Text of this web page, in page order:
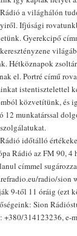
a világhálón
Ifjúsági
Gyerekcipő
Hétköznapok
el. Portré című
istentisztelettel
közvetítünk, és
12 munkatárssal
időtálló
Rádió az FM 90,
címmel
radio/sion
9-től 11 óráig (ezt
Sion
+380/314123236, e-